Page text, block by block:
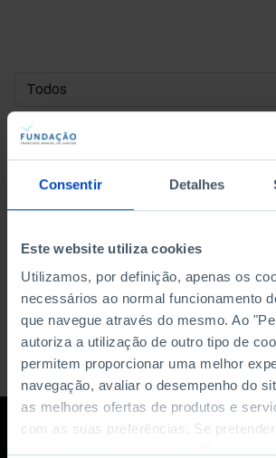
Consentir Detalhes
Este website utiliza cookies
Utilizamos, por definição, apenas os
necessários ao normal funcionamento
que navegue através do mesmo. Ao
autoriza a utilização de outro tipo de
permitem proporcionar uma melhor
navegação, avaliar o desempenho do
as melhores ofertas de produtos e
com as suas preferências. Se
DATA DE INÍCIO
DATA DE FIM